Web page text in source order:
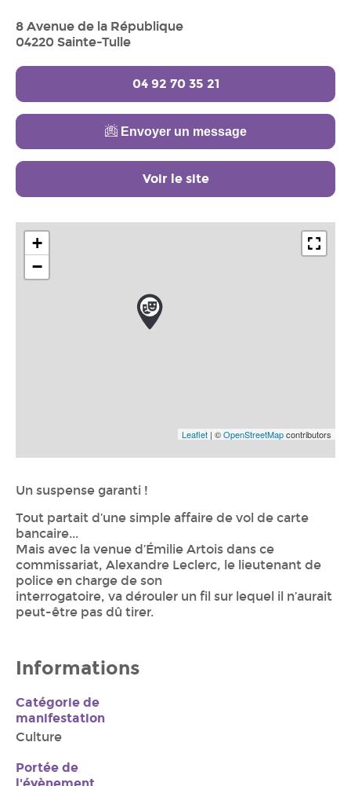
8 Avenue de la République
04220 Sainte-Tulle
04 92 70 35 21
Envoyer un message
Voir le site
+
−
Leaflet | ©OpenStreetMapcontributors
Un suspense garanti !
Tout partait d’une simple affaire de vol de carte
bancaire...
Mais avec la venue d’Émilie Artois dans ce
commissariat, Alexandre Leclerc, le lieutenant de
police en charge de son
interrogatoire, va dérouler un fil sur lequel il n’aurait
peut-être pas dû tirer.
Informations
Catégorie de
manifestation
Culture
Portée de
l'évènement